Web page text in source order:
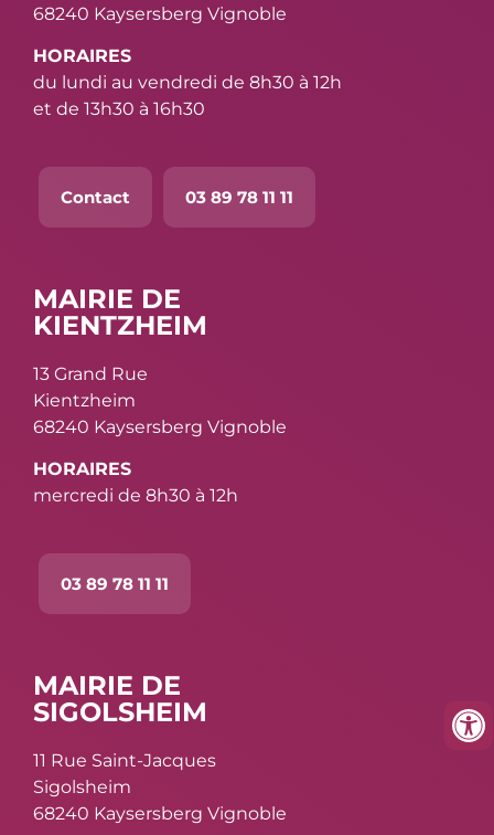
68240 Kaysersberg Vignoble
HORAIRES
du lundi au vendredi de 8h30 à 12h
et de 13h30 à 16h30
Contact 03 89 78 11 11
MAIRIE DE
KIENTZHEIM
13 Grand Rue
Kientzheim
68240 Kaysersberg Vignoble
HORAIRES
mercredi de 8h30 à 12h
03 89 78 11 11
MAIRIE DE
SIGOLSHEIM
11 Rue Saint-Jacques
Sigolsheim
68240 Kaysersberg Vignoble